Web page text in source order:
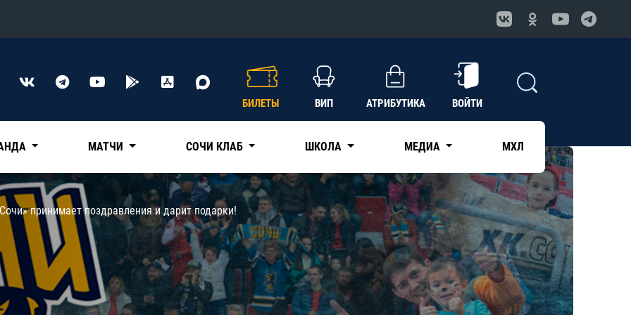
Конференция «Восток»
Нефтехимик
Трактор
Дивизион Чернышева
Авангард
Адмирал
КХЛ
БИЛЕТЫ ВИП АТРИБУТИКА ВОЙТИ
МАТЧИ СОЧИ КЛАБ ШКОЛА МЕДИА МХЛ
принимает поздравления и дарит подарки!